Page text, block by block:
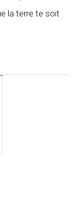
la terre te soit